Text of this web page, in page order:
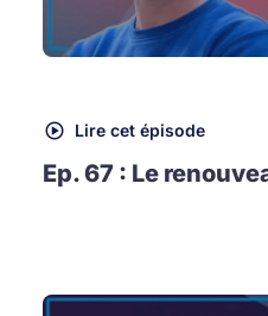
Lire cet épisode
Ep. 67 : Le